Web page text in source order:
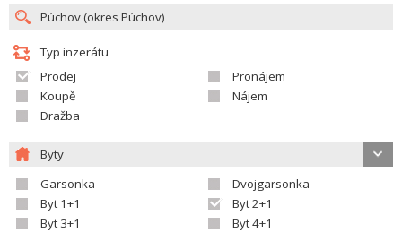
Typ inzerátu
Prodej
Pronájem
Koupě
Nájem
Dražba
Byty
Garsonka
Dvojgarsonka
Byt 1+1
Byt 2+1
Byt 3+1
Byt 4+1